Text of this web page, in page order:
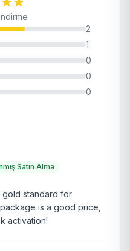
2
1
0
0
0
Satın Alma
gold standard for
is a good price,
activation!